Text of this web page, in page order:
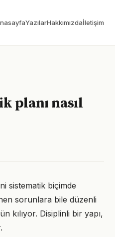
YazılarHakkımızdaİletişim
planı nasıl
sistematik biçimde
sorunlara bile düzenli
kılıyor. Disiplinli bir yapı,